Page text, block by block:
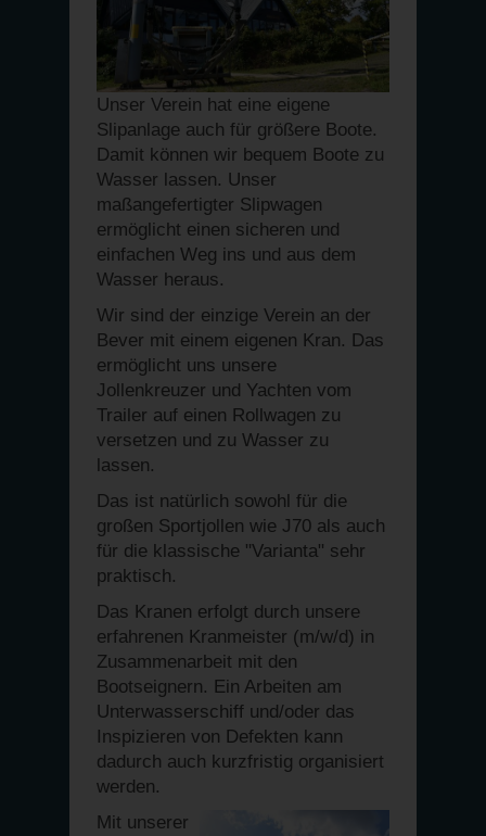
Unser Verein hat eine eigene
Slipanlage auch für größere Boote.
Damit können wir bequem Boote zu
Wasser lassen. Unser
maßangefertigter Slipwagen
ermöglicht einen sicheren und
einfachen Weg ins und aus dem
Wasser heraus.
Wir sind der einzige Verein an der
Bever mit einem eigenen Kran. Das
ermöglicht uns unsere
Jollenkreuzer und Yachten vom
Trailer auf einen Rollwagen zu
versetzen und zu Wasser zu
lassen.
Das ist natürlich sowohl für die
großen Sportjollen wie J70 als auch
für die klassische "Varianta" sehr
praktisch.
Das Kranen erfolgt durch unsere
erfahrenen Kranmeister (m/w/d) in
Zusammenarbeit mit den
Bootseignern. Ein Arbeiten am
Unterwasserschiff und/oder das
Inspizieren von Defekten kann
dadurch auch kurzfristig organisiert
werden.
Mit unserer